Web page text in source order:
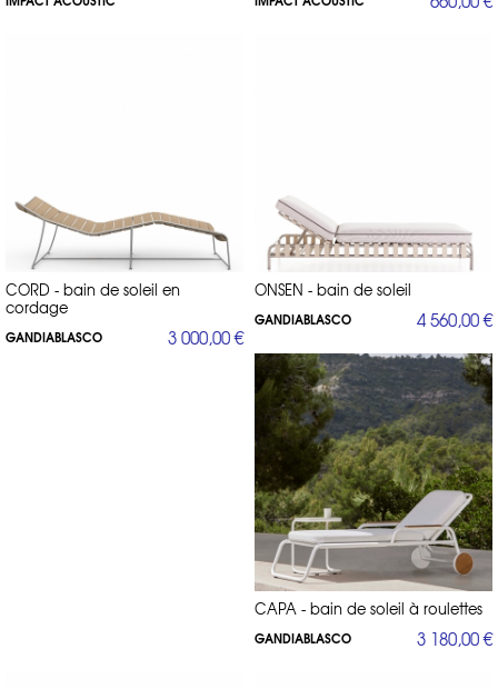
CORD - bain de soleil en
cordage
GANDIABLASCO 3 000,00 €
ONSEN - bain de soleil
GANDIABLASCO 4 560,00 €
CAPA - bain de soleil à roulettes
GANDIABLASCO 3 180,00 €